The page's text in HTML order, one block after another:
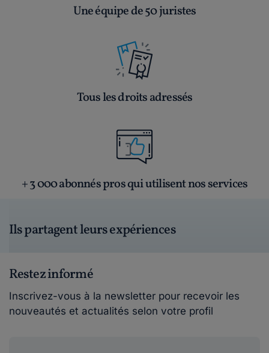
Une équipe de 50 juristes
Tous les droits adressés
+ 3 000 abonnés pros qui utilisent nos services
Ils partagent leurs expériences
Restez informé
Inscrivez-vous à la newsletter pour recevoir les
nouveautés et actualités selon votre profil